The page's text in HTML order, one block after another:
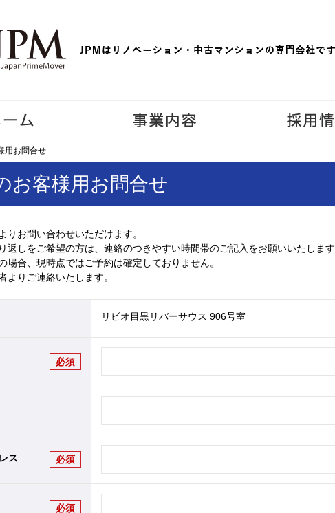
用お問合せ
お客様用お問合せ
りお問い合わせいただけます。
返しをご希望の方は、連絡のつきやすい時間帯のご記入をお願いいたします
場合、現時点ではご予約は確定しておりません。
よりご連絡いたします。
リビオ目黒リバーサウス 906号室
必須
ス 必須
必須
用お問合せ